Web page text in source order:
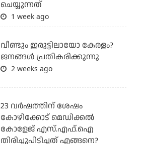
ചെയ്യുന്നത്
1 week ago
വീണ്ടും ഇരുട്ടിലായോ കേരളം?
ജനങ്ങൾ പ്രതികരിക്കുന്നു
2 weeks ago
23 വർഷത്തിന് ശേഷം
കോഴിക്കോട് മെഡിക്കൽ
കോളേജ് എസ്.എഫ്.ഐ
തിരിച്ചുപിടിച്ചത് എങ്ങനെ?